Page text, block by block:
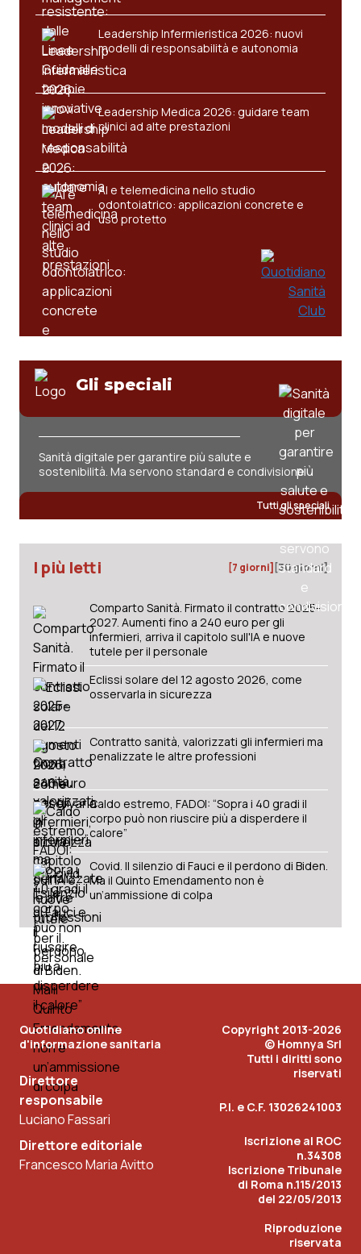
Leadership Infermieristica 2026: nuovi
modelli di responsabilità e autonomia
Leadership Medica 2026: guidare team
clinici ad alte prestazioni
AI e telemedicina nello studio
odontoiatrico: applicazioni concrete e
uso protetto
Gli speciali
Sanità digitale per garantire più salute e
sostenibilità. Ma servono standard e condivisione
Tutti gli speciali
I più letti [7 giorni] [30 giorni]
Comparto Sanità. Firmato il contratto 2025-
2027. Aumenti fino a 240 euro per gli
infermieri, arriva il capitolo sull'IA e nuove
tutele per il personale
Eclissi solare del 12 agosto 2026, come
osservarla in sicurezza
Contratto sanità, valorizzati gli infermieri ma
penalizzate le altre professioni
Caldo estremo, FADOI: “Sopra i 40 gradi il
corpo può non riuscire più a disperdere il
calore”
Covid. Il silenzio di Fauci e il perdono di Biden.
Ma il Quinto Emendamento non è
un’ammissione di colpa
Quotidiano online
d'informazione sanitaria
Direttore
responsabile
Luciano Fassari
Direttore editoriale
Francesco Maria Avitto
Copyright 2013-2026
© Homnya Srl
Tutti i diritti sono
riservati
P.I. e C.F. 13026241003
Iscrizione al ROC
n.34308
Iscrizione Tribunale
di Roma n.115/2013
del 22/05/2013
Riproduzione
riservata